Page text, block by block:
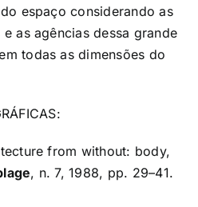
espaço considerando as
as agências dessa grande
todas as dimensões do
from without: body,
, n. 7, 1988, pp. 29–41.